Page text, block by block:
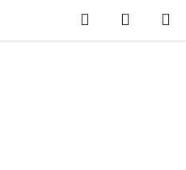
Hledat
KOŠÍK